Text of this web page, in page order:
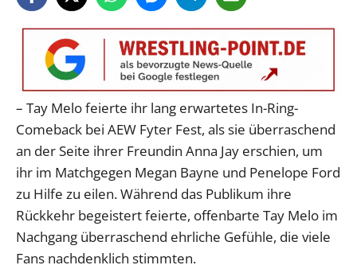
– Tay Melo feierte ihr lang erwartetes In-Ring-
Comeback bei AEW Fyter Fest, als sie überraschend
an der Seite ihrer Freundin Anna Jay erschien, um
ihr im Matchgegen Megan Bayne und Penelope Ford
zu Hilfe zu eilen. Während das Publikum ihre
Rückkehr begeistert feierte, offenbarte Tay Melo im
Nachgang überraschend ehrliche Gefühle, die viele
Fans nachdenklich stimmten.